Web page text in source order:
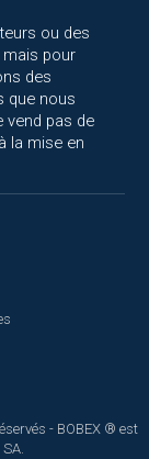
ou des
pour
des
que nous
vend pas de
la mise en
- BOBEX ® est